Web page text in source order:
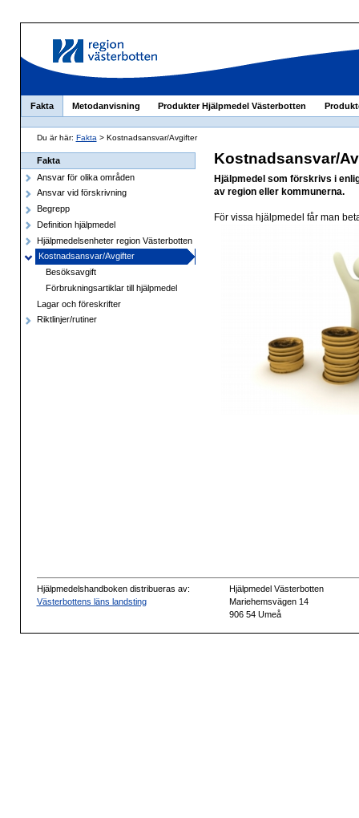
Fakta Metodanvisning Produkter Hjälpmedel Västerbotten
Du är här: Fakta > Kostnadsansvar/Avgifter
Fakta
Ansvar för olika områden
Ansvar vid förskrivning
Begrepp
Definition hjälpmedel
Hjälpmedelsenheter region Västerbotten
Kostnadsansvar/Avgifter
Besöksavgift
Förbrukningsartiklar till hjälpmedel
Lagar och föreskrifter
Riktlinjer/rutiner
Kostnadsansvar/
Hjälpmedel som förskrivs i
av region eller kommunerna.
För vissa hjälpmedel får man
Hjälpmedelshandboken distribueras av:
Västerbottens läns landsting
Hjälpmedel Västerbotten
Mariehemsvägen 14
906 54 Umeå